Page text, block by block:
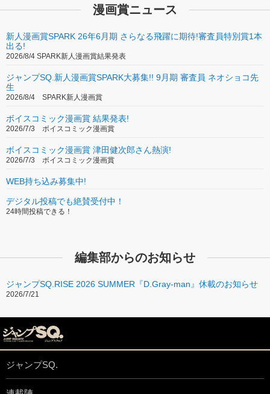
漫画賞ニュース
新人漫画賞SPARK 26年6月期 さらなる飛躍に期待!審査員特別賞1本
出る!
2026/8/4 SPARK新人漫画賞結果発表
ジャンプSQ.新人漫画賞SPARK大募集!! 9月期 審査員 ネオショコ先
生
2026/8/4 SPARK新人漫画賞
ボイスコミック漫画賞 結果発表!
2026/7/3 ボイスコミック漫画賞
ボイスコミック漫画賞 津田健次郎さん熱演!
2026/7/3 ボイスコミック漫画賞
WEB持ち込み募集中!
デジタル投稿でも絶賛受付中！
24時間投稿できる！
編集部からのお知らせ
ジャンプSQ.RISE 2026 SUMMER『D.Gray-man』休載のお知らせ
2026/7/21
ジャンプSQ.